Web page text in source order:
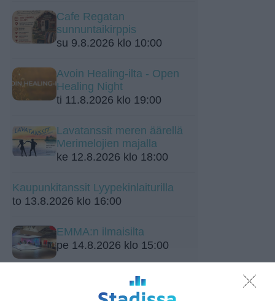
Cafe Regatan
sunnuntaikirppis
su 9.8.2026 klo 10:00
Avoin Healing-ilta - Open
Healing Night
ti 11.8.2026 klo 19:00
Lavatanssit meren äärellä
Merimelojien majalla
ke 12.8.2026 klo 18:00
Kaupunkitanssit Lyypekinlaiturilla
to 13.8.2026 klo 16:00
EMMA:n ilmaisilta
pe 14.8.2026 klo 15:00
Peräkonttikirppis Haltialan